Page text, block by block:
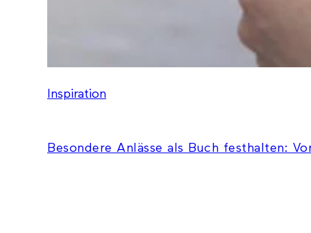
Inspiration
Besondere Anlässe als Buch festhalten: